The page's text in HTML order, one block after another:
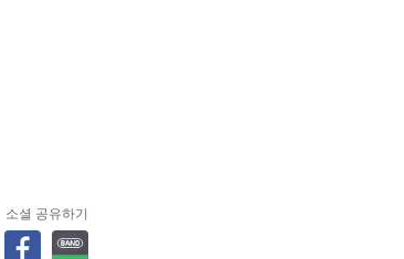
소셜 공유하기